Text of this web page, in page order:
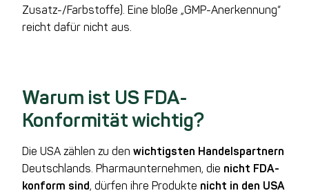
Zusatz-/Farbstoffe). Eine bloße „GMP-Anerkennung“
reicht dafür nicht aus.
Warum ist US FDA-
Konformität wichtig?
Die USA zählen zu den wichtigsten Handelspartnern
Deutschlands. Pharmaunternehmen, die nicht FDA-
konform sind, dürfen ihre Produkte nicht in den USA